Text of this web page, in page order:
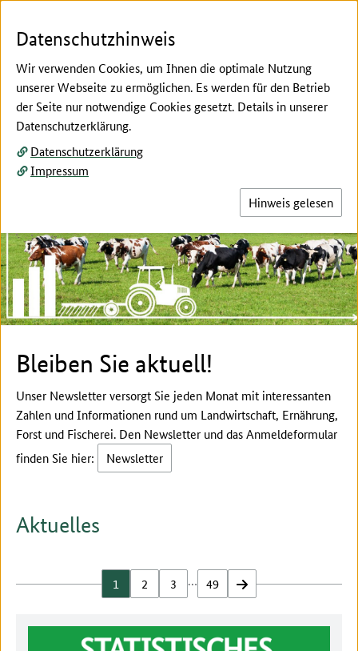
Top-Themen:
Hier beginnt der Hauptinhalt dieser Seite
Bleiben Sie aktuell!
Unser Newsletter versorgt Sie jeden Monat mit interessanten
Zahlen und Informationen rund um Landwirtschaft, Ernährung,
Forst und Fischerei. Den Newsletter und das Anmeldeformular
finden Sie hier:
Newsletter
Aktuelles
1 2 3 … 49 vor
Datenschutzhinweis
Wir verwenden Cookies, um Ihnen die optimale Nutzung
unserer Webseite zu ermöglichen. Es werden für den Betrieb
der Seite nur notwendige Cookies gesetzt. Details in unserer
Datenschutzerklärung.
Datenschutzerklärung
Impressum
Hinweis gelesen